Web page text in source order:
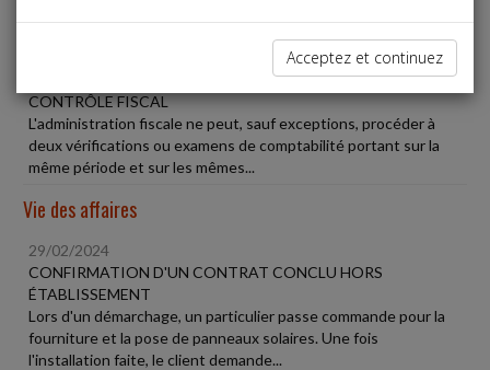
CONTRÔLE FISCAL
L'administration fiscale ne peut, sauf exceptions, procéder à
deux vérifications ou examens de comptabilité portant sur la
même période et sur les mêmes...
Vie des affaires
29/02/2024
CONFIRMATION D'UN CONTRAT CONCLU HORS
ÉTABLISSEMENT
Lors d'un démarchage, un particulier passe commande pour la
fourniture et la pose de panneaux solaires. Une fois
l'installation faite, le client demande...
Acceptez et continuez